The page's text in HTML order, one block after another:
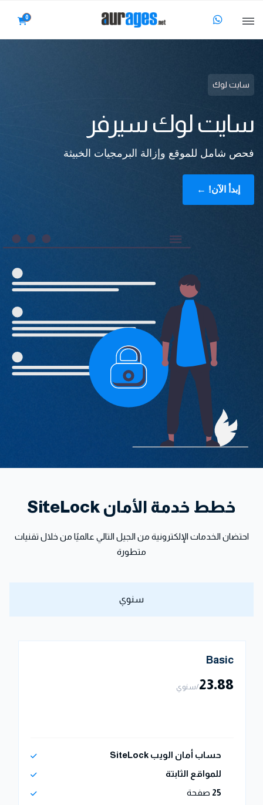
0
سايت لوك
سايت لوك سيرفر
فحص شامل للموقع وإزالة البرمجيات الخبيثة
إبدأ الآن! ←
خطط خدمة الأمان SiteLock
احتضان الخدمات الإلكترونية من الجيل التالي عالميًا من خلال تقنيات
متطورة
سنوي
Basic
23.88/سنوي
حساب أمان الويب SiteLock
للمواقع الثابتة
25 صفحة